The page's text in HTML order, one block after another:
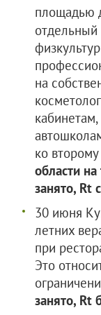
площадью
отдельный
на
ко второму
области
занято, Rt
30 июня
летних
при
Это
занято, Rt